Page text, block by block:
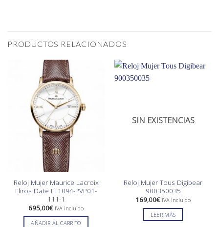
PRODUCTOS RELACIONADOS
Reloj Mujer Maurice Lacroix
Eliros Date EL1094-PVP01-
111-1
695,00€ IVA incluido
AÑADIR AL CARRITO
SIN EXISTENCIAS
Reloj Mujer Tous Digibear
900350035
169,00€ IVA incluido
LEER MÁS